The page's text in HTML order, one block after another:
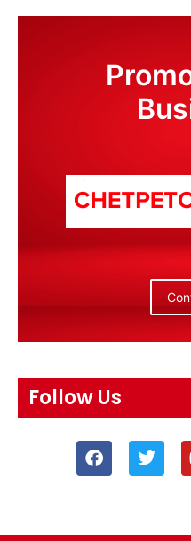
Follow Us